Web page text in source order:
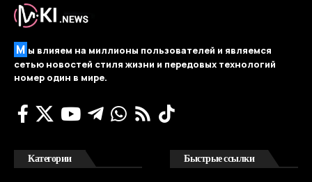
М ы влияем на миллионы пользователей и являемся
сетью новостей стиля жизни и передовых технологий
номер один в мире.
Категории Быстрые ссылки